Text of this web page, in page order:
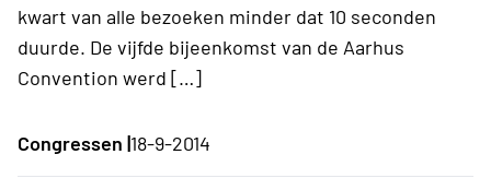
kwart van alle bezoeken minder dat 10 seconden
duurde. De vijfde bijeenkomst van de Aarhus
Convention werd […]
Congressen |18-9-2014